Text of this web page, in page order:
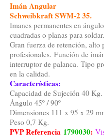
Imán Angular
Schweibkraft SWM-2 35.
Imanes permanentes en
cuadradas o planas para soldar.
Gran fuerza de retención, alto
profesionales. Función de
interruptor de palanca. Tipo
en la calidad.
Características:
Capacidad de Sujeción 40 Kg.
Ángulo 45º / 90º
Dimensiones 111 x 95 x 29
Peso 0,7 Kg.
PVP Referencia 1790030: